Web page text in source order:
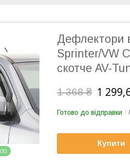
00
Дефлектори
Sprinter/VW
скотче AV-
1 368 ₴ 1
Готово до відправки
Купити